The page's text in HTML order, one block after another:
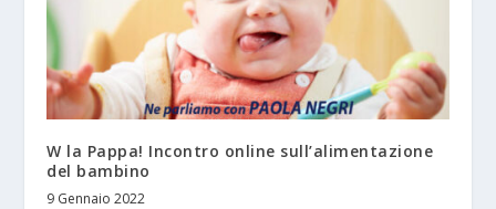
W la Pappa! Incontro online sull’alimentazione
del bambino
9 Gennaio 2022